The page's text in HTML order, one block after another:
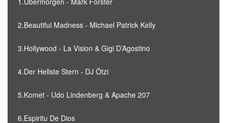
2.Beautiful Madness - Michael Patrick Kelly
3.Hollywood - La Vision & Gigi D’Agostino
4.Der Hellste Stern - DJ Ötzi
5.Komet - Udo Lindenberg & Apache 207
6.Espiritu De Dios